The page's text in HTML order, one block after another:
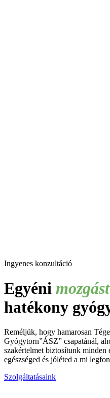
Ingyenes konzultáció
Egyéni
hatékony
Reméljük, hogy hamarosan
Gyógytorn”ÁSZ” csapatánál,
szakértelmet biztosítunk minden
egészséged és jóléted a mi
Szolgáltatásaink